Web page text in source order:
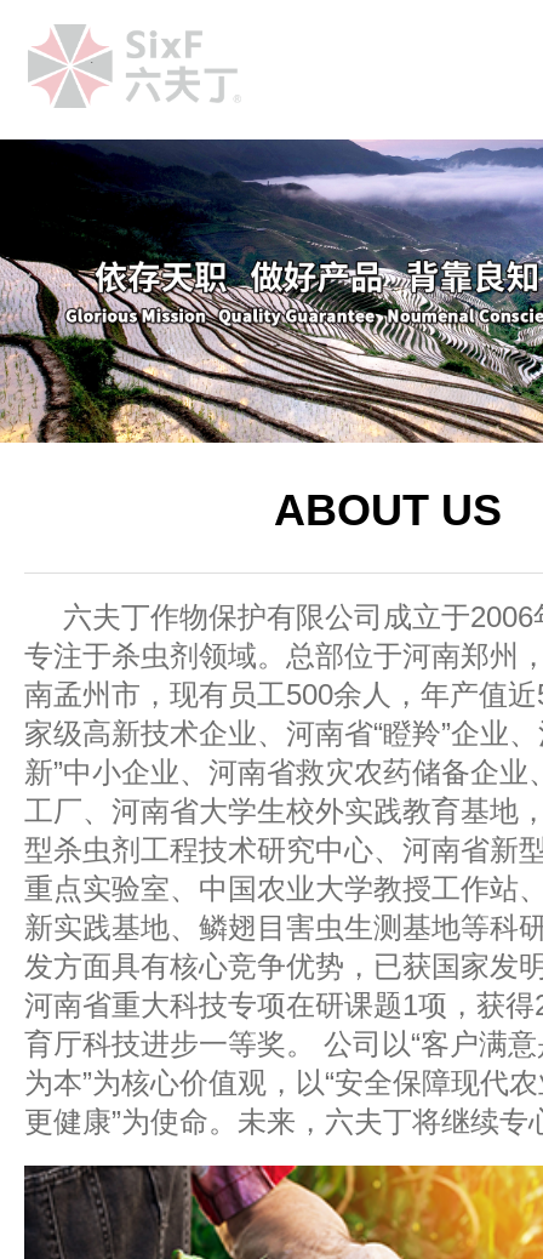
.
ABOUT US
六夫丁作物保护有限公司成立于
专注于杀虫剂领域。总部位于河南郑州
南孟州市，现有员工500余人，年产值
家级高新技术企业、河南省“瞪羚”企业
新”中小企业、河南省救灾农药储备企业
工厂、河南省大学生校外实践教育基地
型杀虫剂工程技术研究中心、河南省新
重点实验室、中国农业大学教授工作站
新实践基地、鳞翅目害虫生测基地等科
发方面具有核心竞争优势，已获国家发
河南省重大科技专项在研课题1项，获
育厅科技进步一等奖。 公司以“客户满
为本”为核心价值观，以“安全保障现代
更健康”为使命。未来，六夫丁将继续专